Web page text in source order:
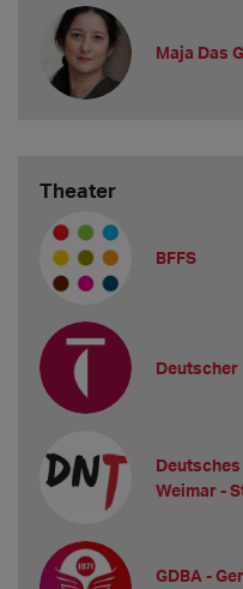
Maja Das
Theater
BFFS
Deutscher
Weimar -
GDBA -